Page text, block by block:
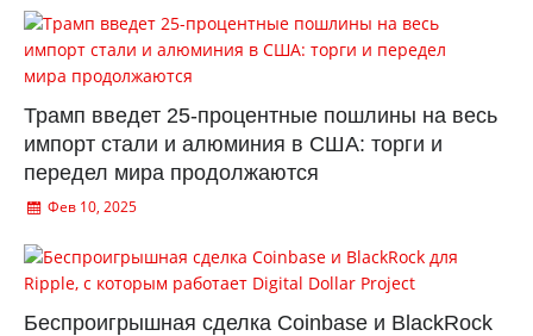
Трамп введет 25-процентные пошлины на весь
импорт стали и алюминия в США: торги и
передел мира продолжаются
Фев 10, 2025
Беспроигрышная сделка Coinbase и BlackRock